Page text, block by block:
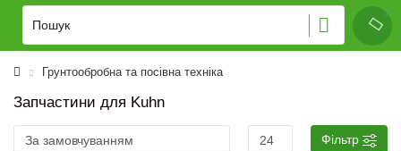
Грунтообробна та посівна техніка
Запчастини для Kuhn
Фільтр